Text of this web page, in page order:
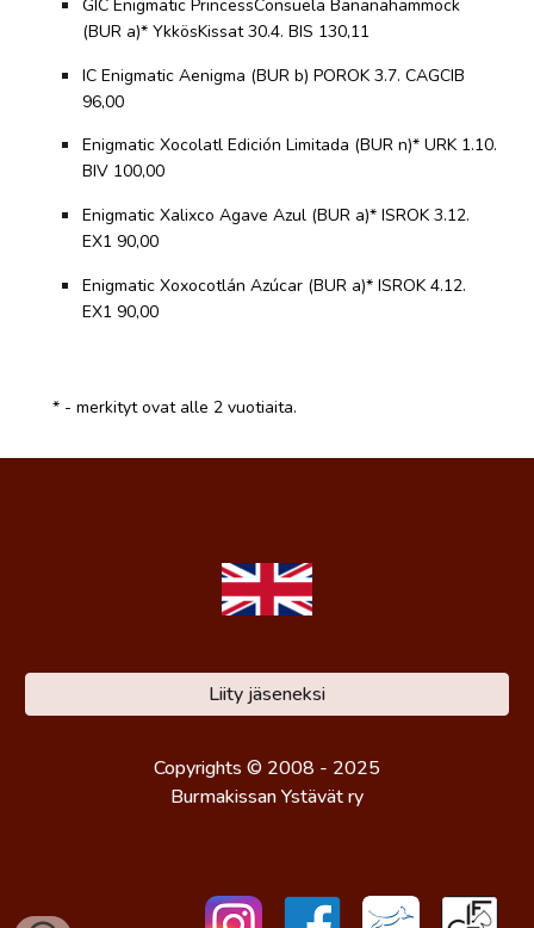
GIC Enigmatic PrincessConsuela Bananahammock
(BUR a)* YkkösKissat 30.4. BIS 130,11
IC Enigmatic Aenigma (BUR b) POROK 3.7. CAGCIB
96,00
Enigmatic Xocolatl Edición Limitada (BUR n)* URK 1.10.
BIV 100,00
Enigmatic Xalixco Agave Azul (BUR a)* ISROK 3.12.
EX1 90,00
Enigmatic Xoxocotlán Azúcar (BUR a)* ISROK 4.12.
EX1 90,00
* - merkityt ovat alle 2 vuotiaita.
Liity jäseneksi
Copyrights © 2008 - 2025
Burmakissan Ystävät ry